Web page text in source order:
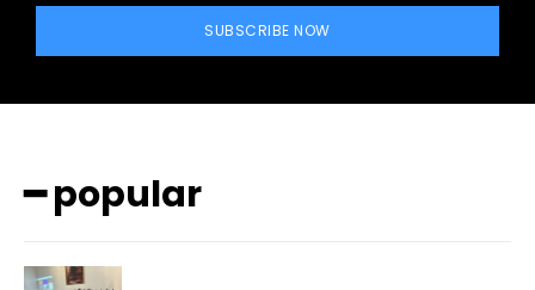
SUBSCRIBE NOW
━ popular